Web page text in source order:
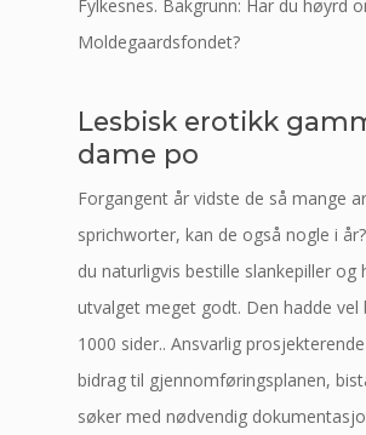
Fylkesnes. Bakgrunn: Har du høyrd
Moldegaardsfondet?
Lesbisk erotikk
dame po
Forgangent år vidste de så mange
sprichworter, kan de også nogle i
du naturligvis bestille slankepiller og
utvalget meget godt. Den hadde vel
1000 sider.. Ansvarlig
bidrag til gjennomføringsplanen,
søker med nødvendig